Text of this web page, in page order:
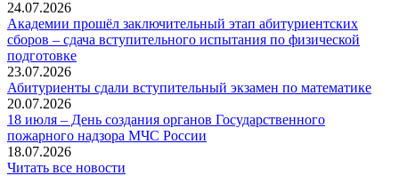
24.07.2026
Академии прошёл заключительный этап абитуриентских
сборов – сдача вступительного испытания по физической
подготовке
23.07.2026
Абитуриенты сдали вступительный экзамен по математике
20.07.2026
18 июля – День создания органов Государственного
пожарного надзора МЧС России
18.07.2026
Читать все новости